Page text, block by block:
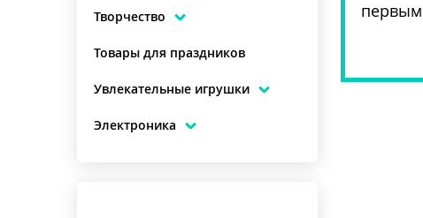
Творчество
Товары для праздников
Увлекательные игрушки
Электроника